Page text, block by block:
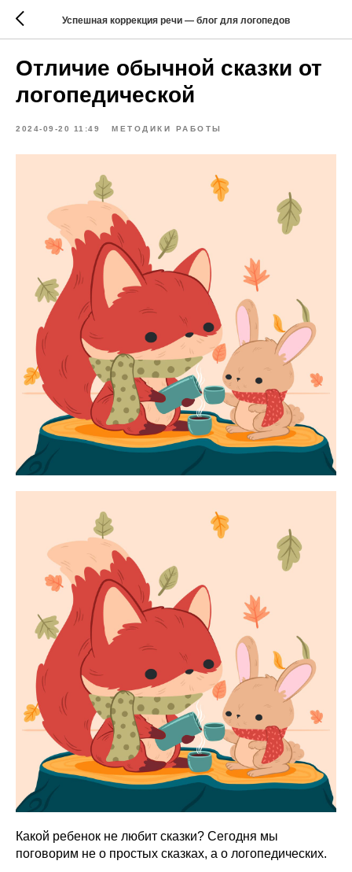
Успешная коррекция речи — блог для логопедов
Отличие обычной сказки от
логопедической
2024-09-20 11:49 МЕТОДИКИ РАБОТЫ
Какой ребенок не любит сказки? Сегодня мы
поговорим не о простых сказках, а о логопедических.